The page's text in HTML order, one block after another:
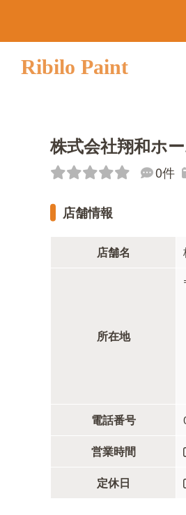
Ribilo Paint
株式会社翔和ホ
0件
店舗情報
店舗名
所在地
電話番号
営業時間
定休日